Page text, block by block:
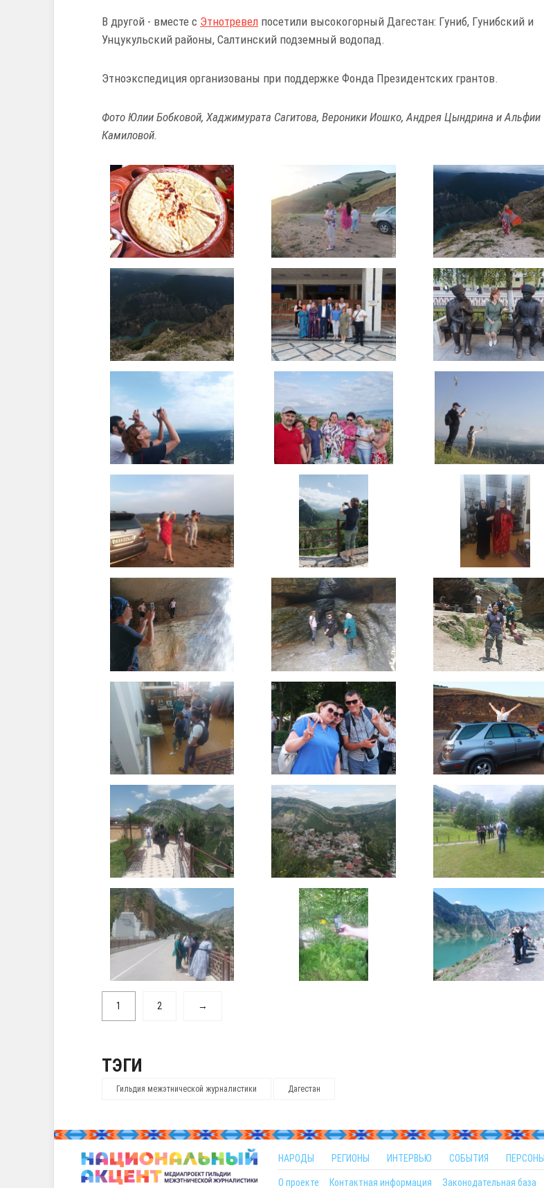
В другой - вместе с Этнотревел посетили высокогорный Дагестан: Гуниб, Гунибский и
Унцукульский районы, Салтинский подземный водопад.
Этноэкспедиция организованы при поддержке Фонда Президентских грантов.
Фото Юлии Бобковой, Хаджимурата Сагитова, Вероники Иошко, Андрея Цындрина и Альфии
Камиловой.
1 2 →
ТЭГИ
Гильдия межэтнической журналистики Дагестан
НАРОДЫ РЕГИОНЫ ИНТЕРВЬЮ СОБЫТИЯ ПЕРСОНЫ
О проекте Контактная информация Законодательная база